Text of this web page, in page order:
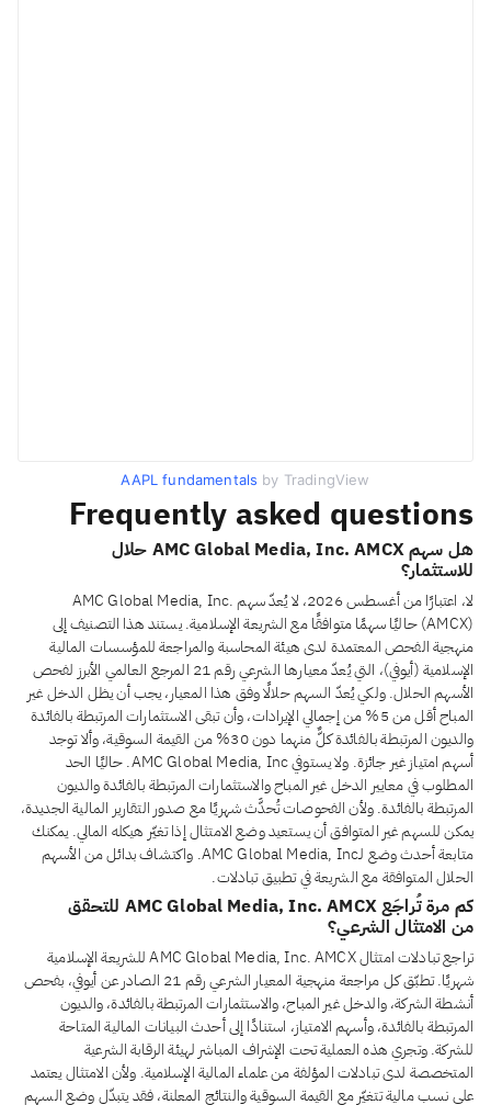
AAPL fundamentals by TradingView
Frequently asked questions
هل سهم AMC Global Media, Inc. AMCX حلال
للاستثمار؟
لا، اعتبارًا من أغسطس 2026، لا يُعدّ سهم AMC Global Media, Inc.
(AMCX) حاليًا سهمًا متوافقًا مع الشريعة الإسلامية. يستند هذا التصنيف إلى
منهجية الفحص المعتمدة لدى هيئة المحاسبة والمراجعة للمؤسسات المالية
الإسلامية (أيوفي)، التي يُعدّ معيارها الشرعي رقم 21 المرجع العالمي الأبرز لفحص
الأسهم الحلال. ولكي يُعدّ السهم حلالًا وفق هذا المعيار، يجب أن يظل الدخل غير
المباح أقل من 5% من إجمالي الإيرادات، وأن تبقى الاستثمارات المرتبطة بالفائدة
والديون المرتبطة بالفائدة كلٌّ منهما دون 30% من القيمة السوقية، وألا توجد
أسهم امتياز غير جائزة. ولا يستوفي AMC Global Media, Inc. حاليًا الحد
المطلوب في معايير الدخل غير المباح والاستثمارات المرتبطة بالفائدة والديون
المرتبطة بالفائدة. ولأن الفحوصات تُحدَّث شهريًا مع صدور التقارير المالية الجديدة،
يمكن للسهم غير المتوافق أن يستعيد وضع الامتثال إذا تغيّر هيكله المالي. يمكنك
متابعة أحدث وضع لـAMC Global Media, Inc. واكتشاف بدائل من الأسهم
الحلال المتوافقة مع الشريعة في تطبيق تبادلات.
كم مرة تُراجَع AMC Global Media, Inc. AMCX للتحقق
من الامتثال الشرعي؟
تراجع تبادلات امتثال AMC Global Media, Inc. AMCX للشريعة الإسلامية
شهريًا. تطبّق كل مراجعة منهجية المعيار الشرعي رقم 21 الصادر عن أيوفي، بفحص
أنشطة الشركة، والدخل غير المباح، والاستثمارات المرتبطة بالفائدة، والديون
المرتبطة بالفائدة، وأسهم الامتياز، استنادًا إلى أحدث البيانات المالية المتاحة
للشركة. وتجري هذه العملية تحت الإشراف المباشر لهيئة الرقابة الشرعية
المتخصصة لدى تبادلات المؤلفة من علماء المالية الإسلامية. ولأن الامتثال يعتمد
على نسب مالية تتغيّر مع القيمة السوقية والنتائج المعلنة، فقد يتبدّل وضع السهم